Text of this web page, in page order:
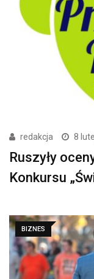
redakcja 8
Ruszyły
Konkursu
BIZNES